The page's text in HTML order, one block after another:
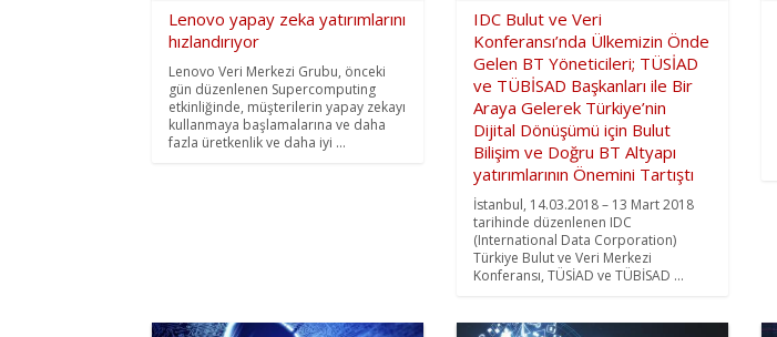
Lenovo yapay zeka yatırımlarını
hızlandırıyor
Lenovo Veri Merkezi Grubu, önceki
gün düzenlenen Supercomputing
etkinliğinde, müşterilerin yapay zekayı
kullanmaya başlamalarına ve daha
fazla üretkenlik ve daha iyi ...
IDC Bulut ve Veri
Konferansı’nda Ülkemizin Önde
Gelen BT Yöneticileri; TÜSİAD
ve TÜBİSAD Başkanları ile Bir
Araya Gelerek Türkiye’nin
Dijital Dönüşümü için Bulut
Bilişim ve Doğru BT Altyapı
yatırımlarının Önemini Tartıştı
İstanbul, 14.03.2018 – 13 Mart 2018
tarihinde düzenlenen IDC
(International Data Corporation)
Türkiye Bulut ve Veri Merkezi
Konferansı, TÜSİAD ve TÜBİSAD ...